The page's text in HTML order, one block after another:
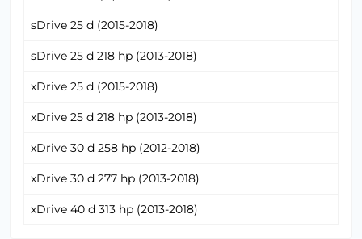
sDrive 25 d (2015-2018)
sDrive 25 d 218 hp (2013-2018)
xDrive 25 d (2015-2018)
xDrive 25 d 218 hp (2013-2018)
xDrive 30 d 258 hp (2012-2018)
xDrive 30 d 277 hp (2013-2018)
xDrive 40 d 313 hp (2013-2018)